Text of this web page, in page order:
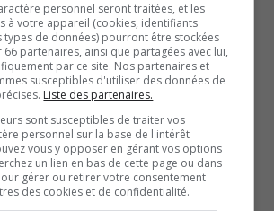
à 13h45
annonce plus de 6 M$ pour
de localités
personnel seront traitées, et les
à votre appareil (cookies, identifiants
types de données) pourront être stockées
partenaires, ainsi que partagées avec lui,
par ce site. Nos partenaires et
susceptibles d'utiliser des données de
Liste des partenaires.
sont susceptibles de traiter vos
personnel sur la base de l'intérêt
vous y opposer en gérant vos options
un lien en bas de cette page ou dans
gérer ou retirer votre consentement
des cookies et de confidentialité.